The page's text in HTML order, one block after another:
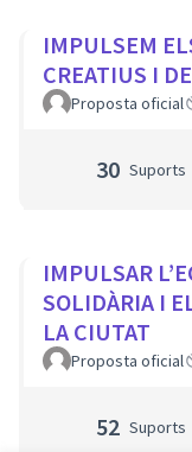
IMPULSEM
CREATIUS I
Proposta oficial
30 Suports
IMPULSAR
SOLIDÀRIA I
LA CIUTAT
Proposta oficial
52 Suports